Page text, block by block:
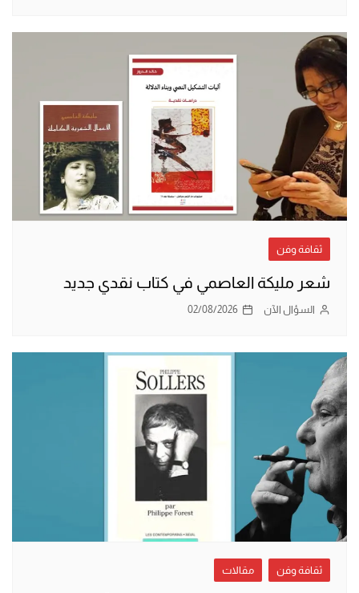
ثقافة وفن
شعر مليكة العاصمي في كتاب نقدي جديد
السؤال الآن 02/08/2026
ثقافة وفن مقالات